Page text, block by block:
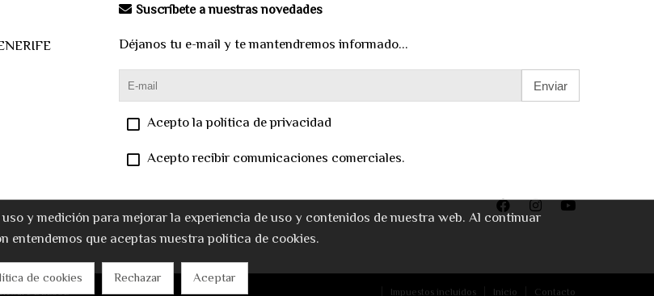
Suscríbete a nuestras novedades
Déjanos tu e-mail y te mantendremos informado...
Enviar
Acepto la política de privacidad
Acepto recibir comunicaciones comerciales.
y medición para mejorar la experiencia de uso y contenidos de nuestra web. Al continuar
entendemos que aceptas nuestra política de cookies.
de cookies Rechazar Aceptar